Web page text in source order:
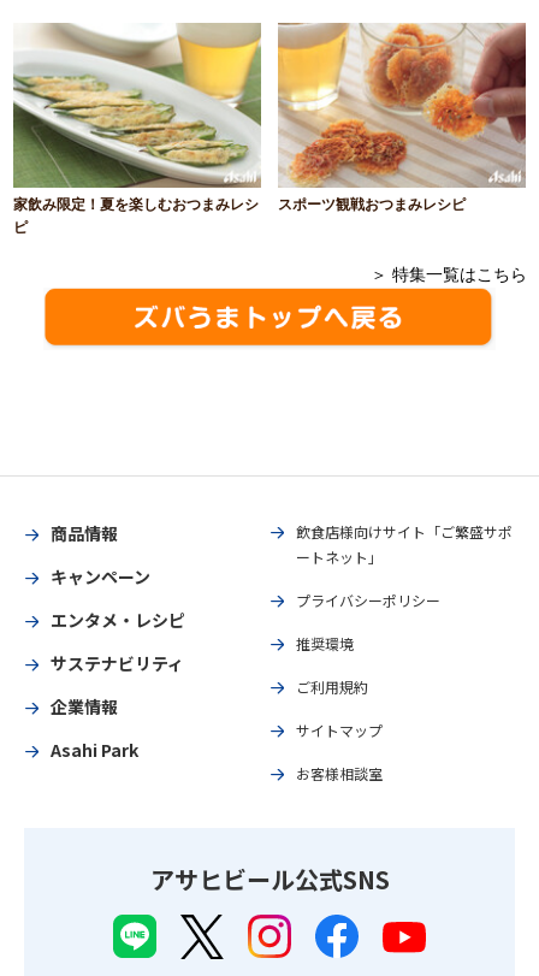
家飲み限定！夏を楽しむおつまみレシ
ピ
スポーツ観戦おつまみレシピ
＞ 特集一覧はこちら
商品情報
キャンペーン
エンタメ・レシピ
サステナビリティ
企業情報
Asahi Park
飲食店様向けサイト「ご繁盛サポ
ートネット」
プライバシーポリシー
推奨環境
ご利用規約
サイトマップ
お客様相談室
アサヒビール公式SNS